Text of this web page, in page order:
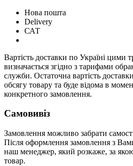
Нова пошта
Delivery
САТ
Вартість доставки по Україні цими
визначається згідно з тарифами
служби. Остаточна вартість
обсягу товару та буде відома в
конкретного замовлення.
Самовивіз
Замовлення можливо забрати
Після оформлення замовлення з
наш менеджер, який розкаже, за
товар.